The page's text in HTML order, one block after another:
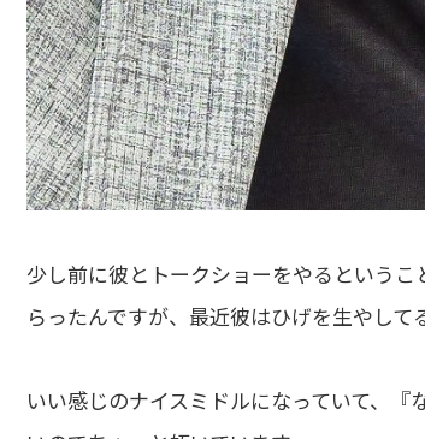
少し前に彼とトークショーをやるという
らったんですが、最近彼はひげを生やして
いい感じのナイスミドルになっていて、